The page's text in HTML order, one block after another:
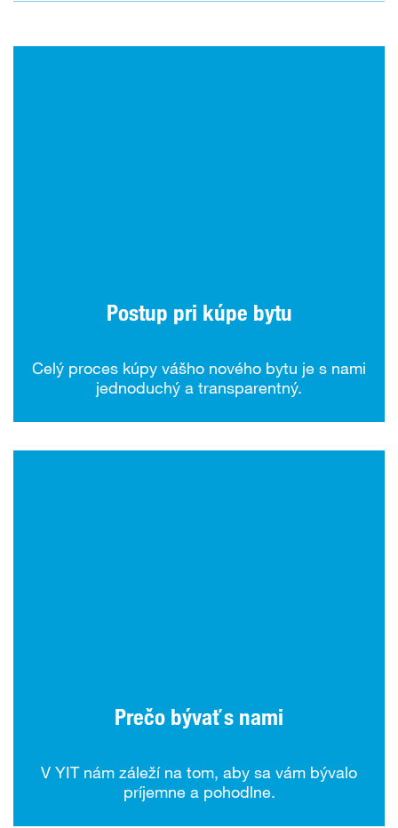
Postup pri kúpe bytu
Celý proces kúpy vášho nového bytu je s nami
jednoduchý a transparentný.
Prečo bývať s nami
V YIT nám záleží na tom, aby sa vám bývalo
príjemne a pohodlne.